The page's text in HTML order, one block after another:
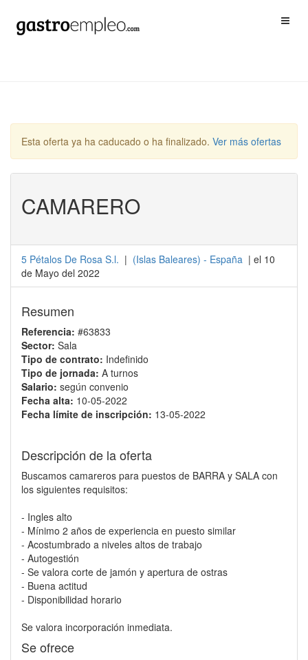
Esta oferta ya ha caducado o ha finalizado. Ver más ofertas
CAMARERO
5 Pétalos De Rosa S.l. | (Islas Baleares) - España | el 10
de Mayo del 2022
Resumen
Referencia: #63833
Sector: Sala
Tipo de contrato: Indefinido
Tipo de jornada: A turnos
Salario: según convenio
Fecha alta: 10-05-2022
Fecha límite de inscripción: 13-05-2022
Descripción de la oferta
Buscamos camareros para puestos de BARRA y SALA con
los siguientes requisitos:
- Ingles alto
- Mínimo 2 años de experiencia en puesto similar
- Acostumbrado a niveles altos de trabajo
- Autogestión
- Se valora corte de jamón y apertura de ostras
- Buena actitud
- Disponibilidad horario
Se valora incorporación inmediata.
Se ofrece